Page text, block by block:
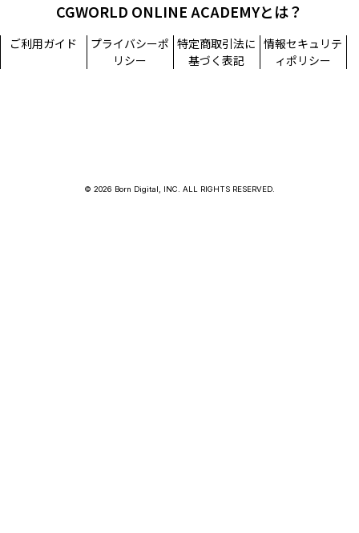
CGWORLD ONLINE ACADEMYとは？
ご利用ガイド
プライバシーポ
リシー
特定商取引法に
基づく表記
情報セキュリテ
ィポリシー
© 2026 Born Digital, INC. ALL RIGHTS RESERVED.